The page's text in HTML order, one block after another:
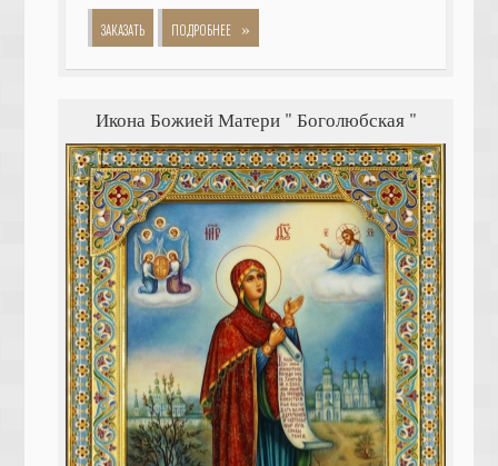
ЗАКАЗАТЬ ПОДРОБНЕЕ »
Икона Божией Матери " Боголюбская "